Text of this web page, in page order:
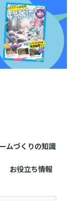
ムづくりの知識
お役立ち情報